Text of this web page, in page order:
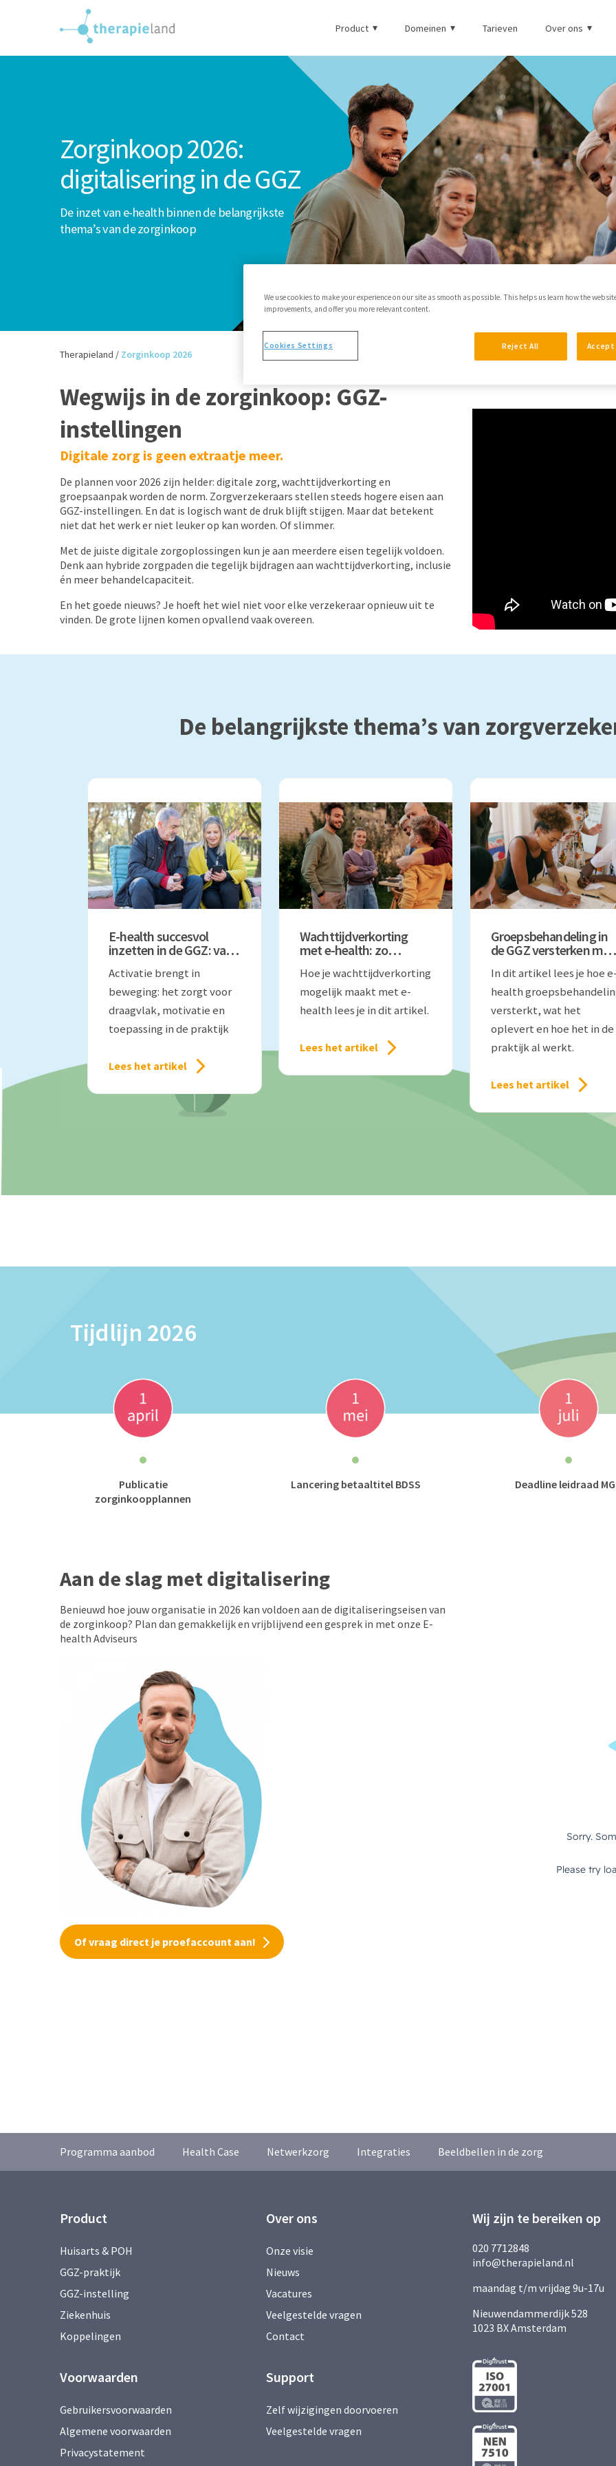
Product Domeinen Tarieven Over ons
Zorginkoop 2026:
digitalisering in de GGZ
De inzet van e-health binnen de belangrijkste
thema’s van de zorginkoop
Therapieland / Zorginkoop 2026
Wegwijs in de zorginkoop: GGZ-
instellingen
Digitale zorg is geen extraatje meer.
De plannen voor 2026 zijn helder: digitale zorg, wachttijdverkorting en
groepsaanpak worden de norm. Zorgverzekeraars stellen steeds hogere eisen aan
GGZ-instellingen. En dat is logisch want de druk blijft stijgen. Maar dat betekent
niet dat het werk er niet leuker op kan worden. Of slimmer.
Met de juiste digitale zorgoplossingen kun je aan meerdere eisen tegelijk voldoen.
Denk aan hybride zorgpaden die tegelijk bijdragen aan wachttijdverkorting, inclusie
én meer behandelcapaciteit.
En het goede nieuws? Je hoeft het wiel niet voor elke verzekeraar opnieuw uit te
vinden. De grote lijnen komen opvallend vaak overeen.
De belangrijkste thema’s van
E-health succesvol
inzetten in de GGZ: van
activatie
Activatie brengt in
beweging: het zorgt voor
draagvlak, motivatie en
toepassing in de praktijk
Lees het artikel
Wachttijdverkorting
met e-health: zo
in de GGZ
Hoe je wachttijdverkorting
mogelijk maakt met e-
health lees je in dit artikel.
Lees het artikel
Groepsbehandeling in
de GGZ versterken met
In dit artikel lees je hoe
health
versterkt, wat het
oplevert en hoe het in de
praktijk al werkt.
Lees het artikel
Tijdlijn 2026
Publicatie
zorginkoopplannen
Lancering betaaltitel BDSS Deadline leidraad
Aan de slag met digitalisering
Benieuwd hoe jouw organisatie in 2026 kan voldoen aan de digitaliseringseisen van
de zorginkoop? Plan dan gemakkelijk en vrijblijvend een gesprek in met onze E-
health Adviseurs
Of vraag direct je proefaccount aan!
Programma aanbod Health Case Netwerkzorg Integraties Beeldbellen in de zorg
Product
Huisarts & POH
GGZ-praktijk
GGZ-instelling
Ziekenhuis
Koppelingen
Voorwaarden
Gebruikersvoorwaarden
Algemene voorwaarden
Privacystatement
Over ons
Onze visie
Nieuws
Vacatures
Veelgestelde vragen
Contact
Support
Zelf wijzigingen doorvoeren
Veelgestelde vragen
Wij zijn te bereiken op
020 7712848
info@therapieland.nl
maandag t/m vrijdag 9u-17u
Nieuwendammerdijk 528
1023 BX Amsterdam
We use cookies to make your experience on our site as smooth as possible. This helps us learn how the
improvements, and offer you more relevant content.
Reject All Accept
Cookies Settings